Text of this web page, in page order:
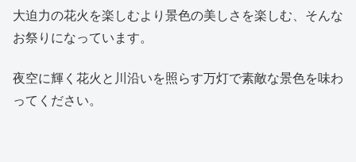
大迫力の花火を楽しむより景色の美しさを楽しむ、そんな
お祭りになっています。
夜空に輝く花火と川沿いを照らす万灯で素敵な景色を味わ
ってください。